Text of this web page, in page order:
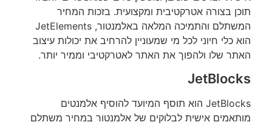
תוכן בצורה אטרקטיבית ומקצועית. בזכות המחיר
המשתלם והתמיכה המלאה באלמנטור, JetElements
הוא כלי חיוני לכל מי שמעוניין להרחיב את יכולות עיצוב
האתר שלו ולהפוך את האתר לאטרקטיבי וממיר יותר.
JetBlocks
JetBlocks הוא תוסף המיועד להוסיף אלמנטים
מותאמים אישית לבלוקים של אלמנטור במחיר משתלם